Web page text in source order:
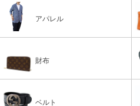
アパレル
財布
ベルト